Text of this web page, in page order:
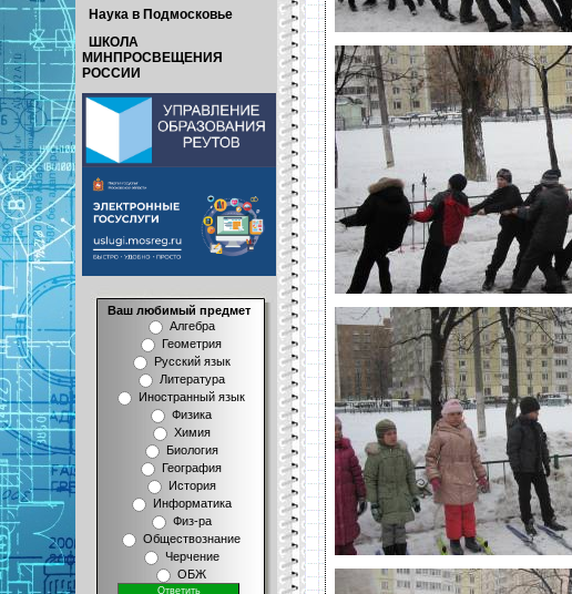
Наука в Подмосковье
ШКОЛА
МИНПРОСВЕЩЕНИЯ
РОССИИ
Ваш любимый предмет
Алгебра
Геометрия
Русский язык
Литература
Иностранный язык
Физика
Химия
Биология
География
История
Информатика
Физ-ра
Обществознание
Черчение
ОБЖ